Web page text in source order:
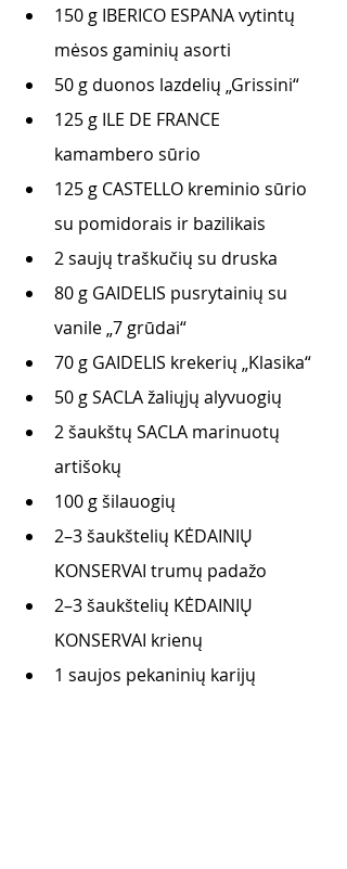
150 g IBERICO ESPANA vytintų
mėsos gaminių asorti
50 g duonos lazdelių „Grissini“
125 g ILE DE FRANCE
kamambero sūrio
125 g CASTELLO kreminio sūrio
su pomidorais ir bazilikais
2 saujų traškučių su druska
80 g GAIDELIS pusrytainių su
vanile „7 grūdai“
70 g GAIDELIS krekerių „Klasika“
50 g SACLA žaliųjų alyvuogių
2 šaukštų SACLA marinuotų
artišokų
100 g šilauogių
2–3 šaukštelių KĖDAINIŲ
KONSERVAI trumų padažo
2–3 šaukštelių KĖDAINIŲ
KONSERVAI krienų
1 saujos pekaninių karijų